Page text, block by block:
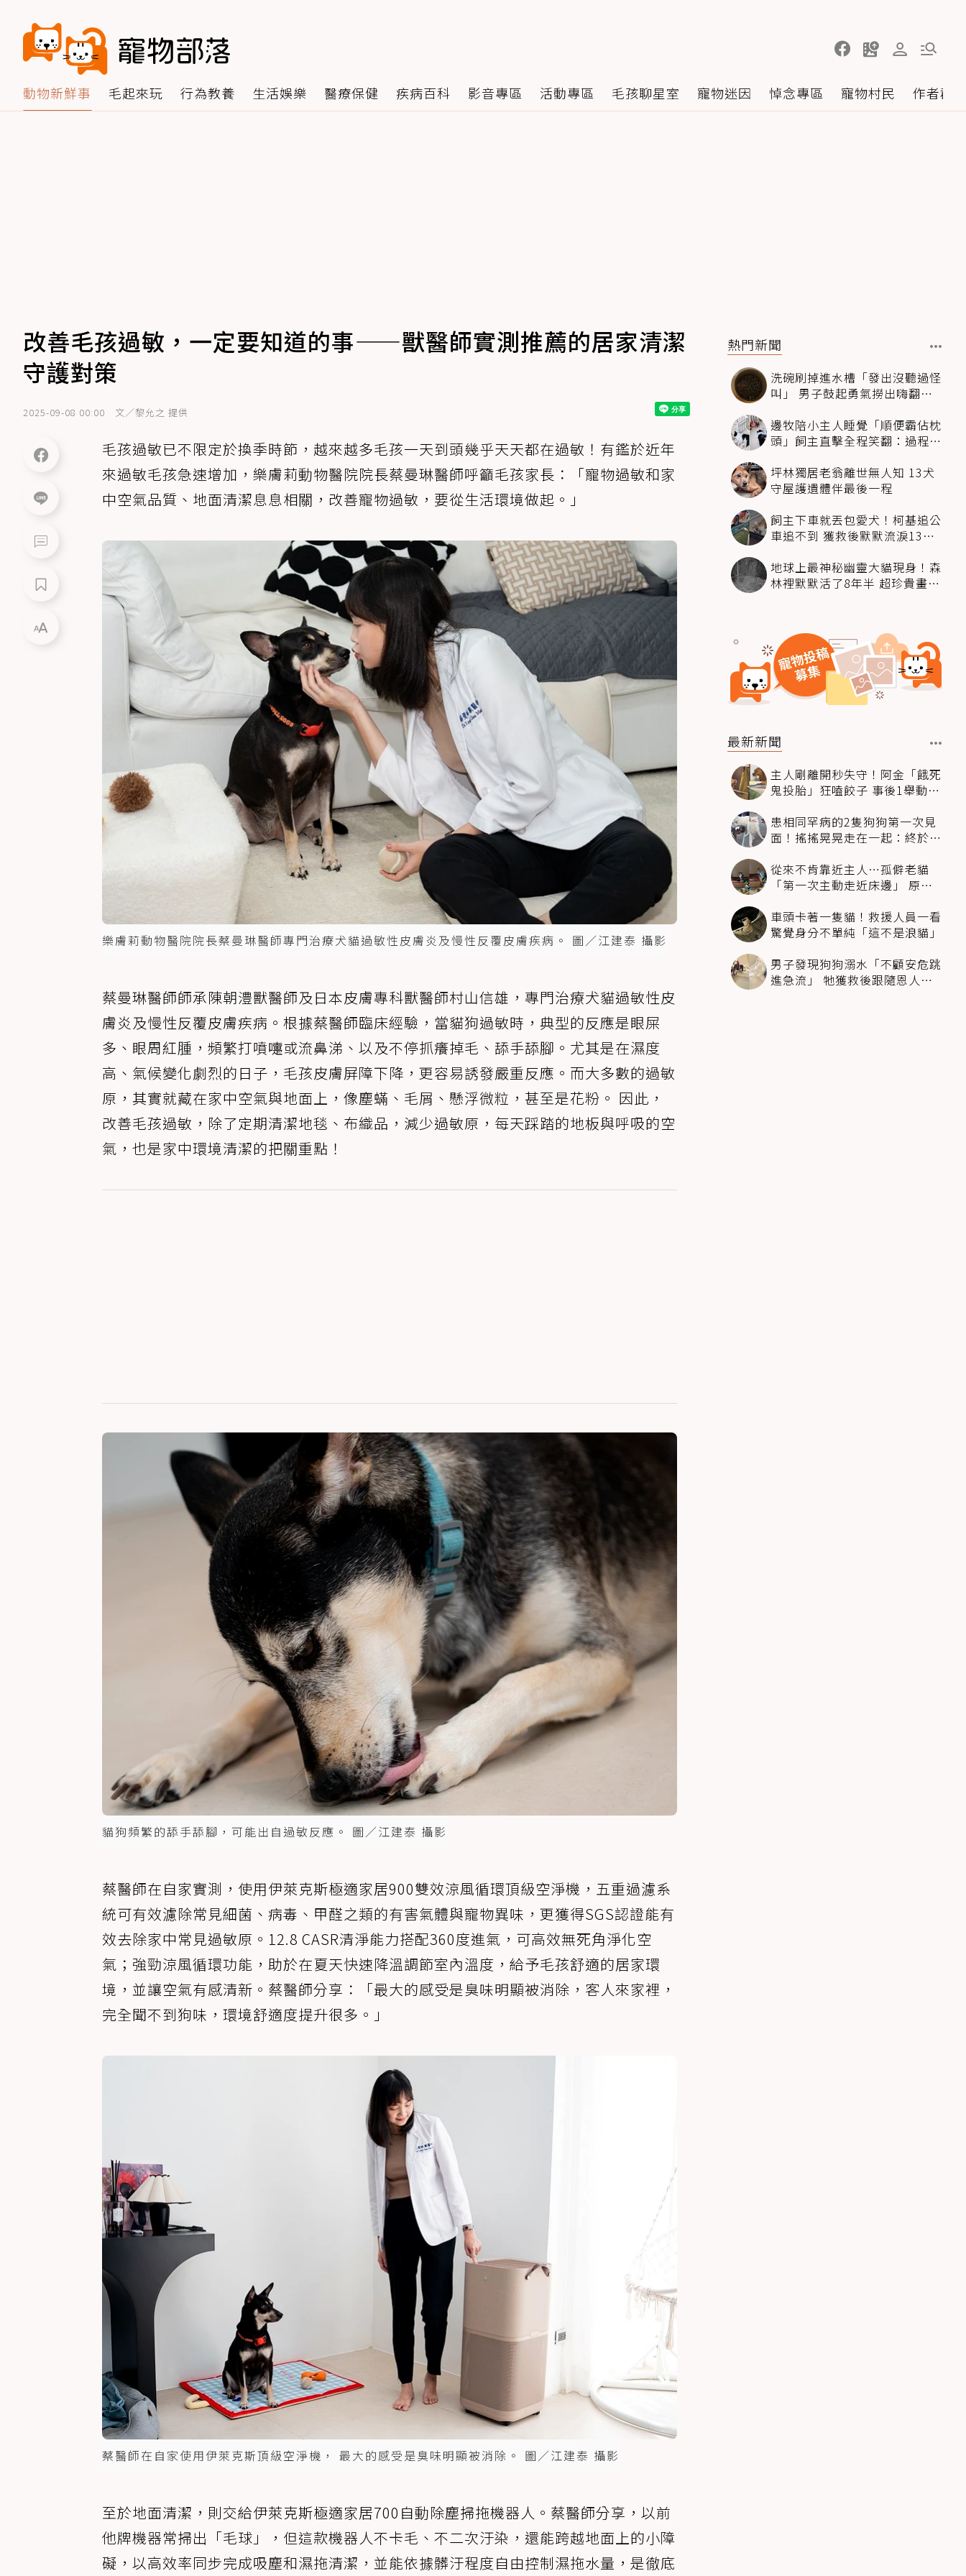
動物新鮮事 毛起來玩 行為教養 生活娛樂 醫療保健 疾病百科 影音專區 活動專區 毛孩聊星室 寵物迷因 悼念專區 寵物村民 作者群
改善毛孩過敏，一定要知道的事——獸醫師實測推薦的居家清潔
守護對策
2025-09-08 00:00 文／黎允之 提供
毛孩過敏已不限定於換季時節，越來越多毛孩一天到頭幾乎天天都在過敏！有鑑於近年
來過敏毛孩急速增加，樂膚莉動物醫院院長蔡曼琳醫師呼籲毛孩家長：「寵物過敏和家
中空氣品質、地面清潔息息相關，改善寵物過敏，要從生活環境做起。」
樂膚莉動物醫院院長蔡曼琳醫師專門治療犬貓過敏性皮膚炎及慢性反覆皮膚疾病。 圖／江建泰 攝影
蔡曼琳醫師師承陳朝澧獸醫師及日本皮膚專科獸醫師村山信雄，專門治療犬貓過敏性皮
膚炎及慢性反覆皮膚疾病。根據蔡醫師臨床經驗，當貓狗過敏時，典型的反應是眼屎
多、眼周紅腫，頻繁打噴嚏或流鼻涕、以及不停抓癢掉毛、舔手舔腳。尤其是在濕度
高、氣候變化劇烈的日子，毛孩皮膚屏障下降，更容易誘發嚴重反應。而大多數的過敏
原，其實就藏在家中空氣與地面上，像塵蟎、毛屑、懸浮微粒，甚至是花粉。 因此，
改善毛孩過敏，除了定期清潔地毯、布織品，減少過敏原，每天踩踏的地板與呼吸的空
氣，也是家中環境清潔的把關重點！
貓狗頻繁的舔手舔腳，可能出自過敏反應。 圖／江建泰 攝影
蔡醫師在自家實測，使用伊萊克斯極適家居900雙效涼風循環頂級空淨機，五重過濾系
統可有效濾除常見細菌、病毒、甲醛之類的有害氣體與寵物異味，更獲得SGS認證能有
效去除家中常見過敏原。12.8 CASR清淨能力搭配360度進氣，可高效無死角淨化空
氣；強勁涼風循環功能，助於在夏天快速降溫調節室內溫度，給予毛孩舒適的居家環
境，並讓空氣有感清新。蔡醫師分享：「最大的感受是臭味明顯被消除，客人來家裡，
完全聞不到狗味，環境舒適度提升很多。」
蔡醫師在自家使用伊萊克斯頂級空淨機， 最大的感受是臭味明顯被消除。 圖／江建泰 攝影
至於地面清潔，則交給伊萊克斯極適家居700自動除塵掃拖機器人。蔡醫師分享，以前
他牌機器常掃出「毛球」，但這款機器人不卡毛、不二次汙染，還能跨越地面上的小障
礙，以高效率同步完成吸塵和濕拖清潔，並能依據髒汙程度自由控制濕拖水量，是徹底
熱門新聞
洗碗刷掉進水槽「發出沒聽過怪
叫」 男子鼓起勇氣撈出嗨翻：
邊牧陪小主人睡覺「順便霸佔枕
頭」飼主直擊全程笑翻：過程絲
坪林獨居老翁離世無人知 13犬
守屋護遺體伴最後一程
飼主下車就丟包愛犬！柯基追公
車追不到 獲救後默默流淚13萬
地球上最神秘幽靈大貓現身！森
林裡默默活了8年半 超珍貴畫面
最新新聞
主人剛離開秒失守！阿金「餓死
鬼投胎」狂嗑餃子 事後1舉動反
患相同罕病的2隻狗狗第一次見
面！搖搖晃晃走在一起：終於找
從來不肯靠近主人…孤僻老貓
「第一次主動走近床邊」 原因
車頭卡著一隻貓！救援人員一看
驚覺身分不單純「這不是浪貓」
男子發現狗狗溺水「不顧安危跳
進急流」 牠獲救後跟隨恩人不